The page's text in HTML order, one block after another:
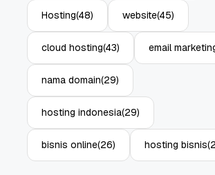
Hosting(48) website(45)
cloud hosting(43) email
nama domain(29)
hosting indonesia(29)
bisnis online(26) hosting bisnis